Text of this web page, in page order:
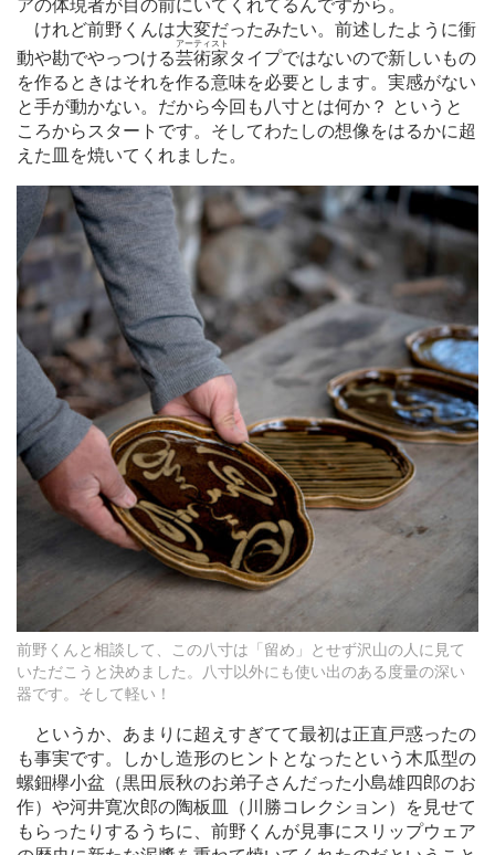
アの体現者が目の前にいてくれてるんですから。
けれど前野くんは大変だったみたい。前述したように衝
動や勘でやっつける芸術家
アーティスト
タイプではないので新しいもの
を作るときはそれを作る意味を必要とします。実感がない
と手が動かない。だから今回も八寸とは何か？ というと
ころからスタートです。そしてわたしの想像をはるかに超
えた皿を焼いてくれました。
前野くんと相談して、この八寸は「留め」とせず沢山の人に見て
いただこうと決めました。八寸以外にも使い出のある度量の深い
器です。そして軽い！
というか、あまりに超えすぎてて最初は正直戸惑ったの
も事実です。しかし造形のヒントとなったという木瓜型の
螺鈿欅小盆（黒田辰秋のお弟子さんだった小島雄四郎のお
作）や河井寛次郎の陶板皿（川勝コレクション）を見せて
もらったりするうちに、前野くんが見事にスリップウェア